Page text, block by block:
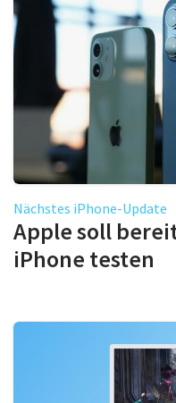
Nächstes iPhone-Update
Apple soll
iPhone testen